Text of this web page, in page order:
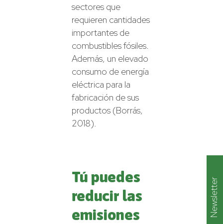
sectores que
requieren cantidades
importantes de
combustibles fósiles.
Además, un elevado
consumo de energía
eléctrica para la
fabricación de sus
productos (Borrás,
2018).
Tú puedes
reducir las
emisiones
Newsletter